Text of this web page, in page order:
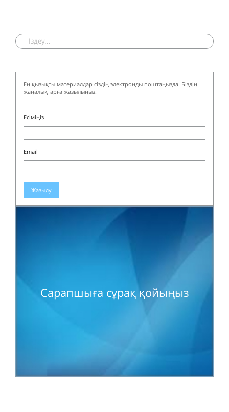
Ең қызықты материалдар сіздің электронды поштаңызда. Біздің
жаңалықтарға жазылыңыз.
Есіміңіз
Email
Жазылу
Сарапшыға сұрақ қойыңыз